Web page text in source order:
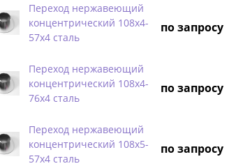
Переход нержавеющий
концентрический 108х4-
57х4 сталь
по запросу
Переход нержавеющий
концентрический 108х4-
76х4 сталь
по запросу
Переход нержавеющий
концентрический 108х5-
57х4 сталь
по запросу